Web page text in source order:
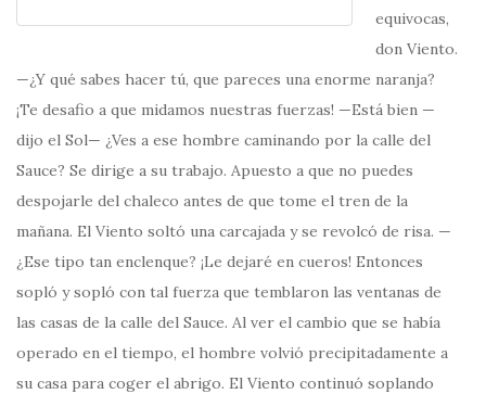
equivocas,
don Viento.
—¿Y qué sabes hacer tú, que pareces una enorme naranja?
¡Te desafio a que midamos nuestras fuerzas! —Está bien —
dijo el Sol— ¿Ves a ese hombre caminando por la calle del
Sauce? Se dirige a su trabajo. Apuesto a que no puedes
despojarle del chaleco antes de que tome el tren de la
mañana. El Viento soltó una carcajada y se revolcó de risa. —
¿Ese tipo tan enclenque? ¡Le dejaré en cueros! Entonces
sopló y sopló con tal fuerza que temblaron las ventanas de
las casas de la calle del Sauce. Al ver el cambio que se había
operado en el tiempo, el hombre volvió precipitadamente a
su casa para coger el abrigo. El Viento continuó soplando